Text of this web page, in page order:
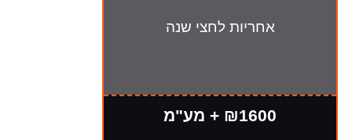
אחריות לחצי שנה
₪1600 + מע"מ